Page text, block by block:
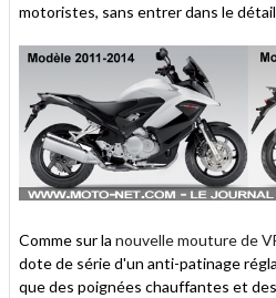
motoristes, sans entrer dans le
Comme sur la nouvelle mouture de
dote de série d'un anti-patinage
que des poignées chauffantes et